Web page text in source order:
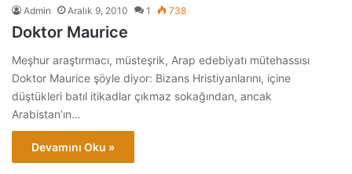
Admin Aralık 9, 2010 1 738
Doktor Maurice
Meşhur araştırmacı, müsteşrik, Arap edebiyatı mütehassısı
Doktor Maurice şöyle diyor: Bizans Hristiyanlarını, içine
düştükleri batıl itikadlar çıkmaz sokağından, ancak
Arabistan’ın…
Devamını Oku »